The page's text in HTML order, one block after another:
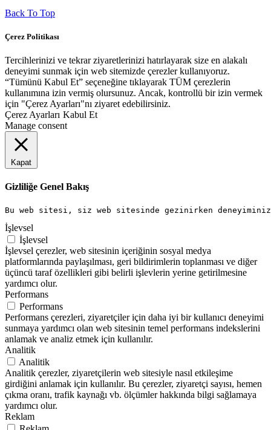
Back To Top
Çerez Politikası
Tercihlerinizi ve tekrar ziyaretlerinizi hatırlayarak size en alakalı
deneyimi sunmak için web sitemizde çerezler kullanıyoruz.
“Tümünü Kabul Et” seçeneğine tıklayarak TÜM çerezlerin
kullanımına izin vermiş olursunuz. Ancak, kontrollü bir izin vermek
için "Çerez Ayarları"nı ziyaret edebilirsiniz.
Çerez Ayarları Kabul Et
Manage consent
Kapat
Gizliliğe Genel Bakış
Bu web sitesi, siz web sitesinde gezinirken
İşlevsel
İşlevsel
İşlevsel çerezler, web sitesinin içeriğinin sosyal medya
platformlarında paylaşılması, geri bildirimlerin toplanması ve diğer
üçüncü taraf özellikleri gibi belirli işlevlerin yerine getirilmesine
yardımcı olur.
Performans
Performans
Performans çerezleri, ziyaretçiler için daha iyi bir kullanıcı deneyimi
sunmaya yardımcı olan web sitesinin temel performans indekslerini
anlamak ve analiz etmek için kullanılır.
Analitik
Analitik
Analitik çerezler, ziyaretçilerin web sitesiyle nasıl etkileşime
girdiğini anlamak için kullanılır. Bu çerezler, ziyaretçi sayısı, hemen
çıkma oranı, trafik kaynağı vb. ölçümler hakkında bilgi sağlamaya
yardımcı olur.
Reklam